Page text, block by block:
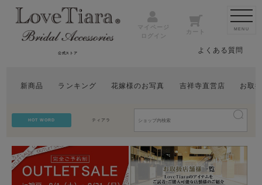
公式ストア
マイページ
ログイン
カート
よくある質問
新商品 ランキング 花嫁様のお写真 吉祥寺直営店 お取
HOT WORD ティアラ
MENU